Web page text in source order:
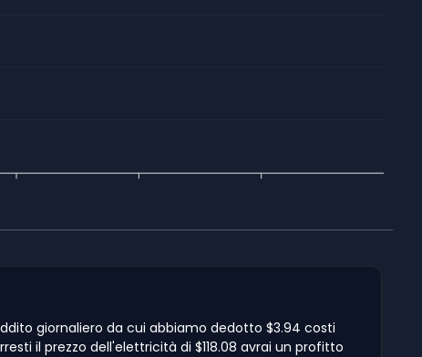
giornaliero da cui abbiamo dedotto $3.94 costi
il prezzo dell'elettricità di $118.08 avrai un profitto